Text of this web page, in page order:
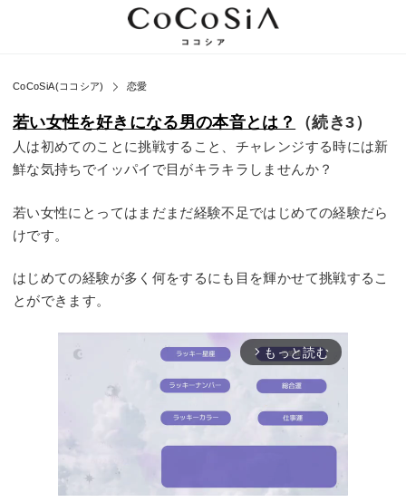
CoCoSiA(ココシア) 恋愛
若い女性を好きになる男の本音とは？ （続き3）
人は初めてのことに挑戦すること、チャレンジする時には新
鮮な気持ちでイッパイで目がキラキラしませんか？
若い女性にとってはまだまだ経験不足ではじめての経験だら
けです。
はじめての経験が多く何をするにも目を輝かせて挑戦するこ
とができます。
arrow_forward_ios もっと読む